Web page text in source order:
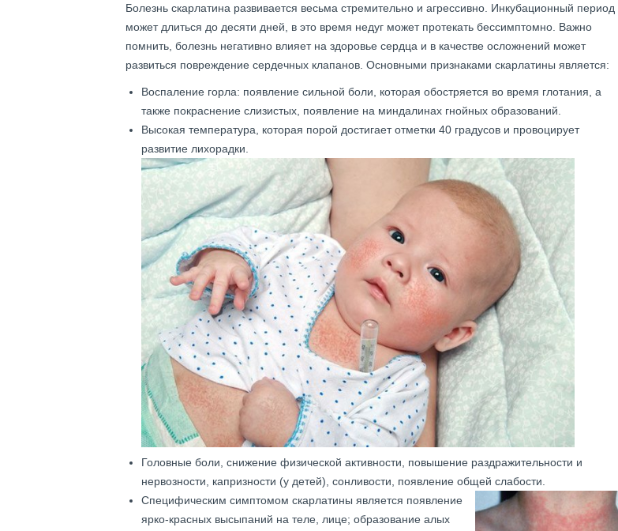
Болезнь скарлатина развивается весьма стремительно и агрессивно. Инкубационный период
может длиться до десяти дней, в это время недуг может протекать бессимптомно. Важно
помнить, болезнь негативно влияет на здоровье сердца и в качестве осложнений может
развиться повреждение сердечных клапанов. Основными признаками скарлатины является:
Воспаление горла: появление сильной боли, которая обостряется во время глотания, а
также покраснение слизистых, появление на миндалинах гнойных образований.
Высокая температура, которая порой достигает отметки 40 градусов и провоцирует
развитие лихорадки.
Головные боли, снижение физической активности, повышение раздражительности и
нервозности, капризности (у детей), сонливости, появление общей слабости.
Специфическим симптомом скарлатины является появление
ярко-красных высыпаний на теле, лице; образование алых